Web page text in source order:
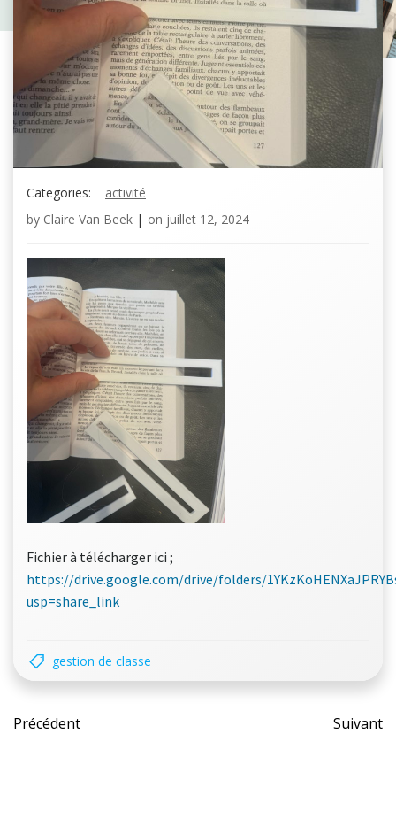
Categories:
activité
by Claire Van Beek | on juillet 12, 2024
Fichier à télécharger ici ;
https://drive.google.com/drive/folders/
usp=share_link
gestion de classe
Post
Précédent Suivant